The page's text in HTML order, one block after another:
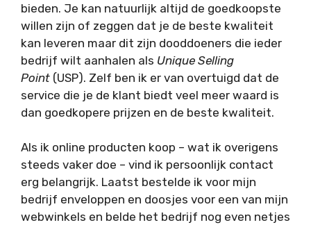
bieden. Je kan natuurlijk altijd de goedkoopste
willen zijn of zeggen dat je de beste kwaliteit
kan leveren maar dit zijn dooddoeners die ieder
bedrijf wilt aanhalen als Unique Selling
Point (USP). Zelf ben ik er van overtuigd dat de
service die je de klant biedt veel meer waard is
dan goedkopere prijzen en de beste kwaliteit.
Als ik online producten koop – wat ik overigens
steeds vaker doe – vind ik persoonlijk contact
erg belangrijk. Laatst bestelde ik voor mijn
bedrijf enveloppen en doosjes voor een van mijn
webwinkels en belde het bedrijf nog even netjes